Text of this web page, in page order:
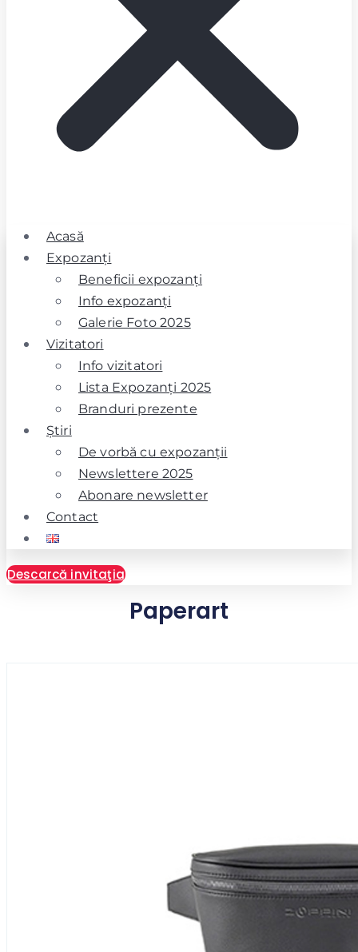
Acasă
Expozanţi
Beneficii expozanţi
Info expozanţi
Galerie Foto 2025
Vizitatori
Info vizitatori
Lista Expozanţi 2025
Branduri prezente
Ştiri
De vorbă cu expozanţii
Newslettere 2025
Abonare newsletter
Contact
Descarcă invitaţia
Paperart